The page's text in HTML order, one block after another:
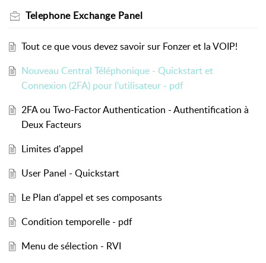
Telephone Exchange Panel
Tout ce que vous devez savoir sur Fonzer et la VOIP!
Nouveau Central Téléphonique - Quickstart et
Connexion (2FA) pour l'utilisateur - pdf
2FA ou Two-Factor Authentication - Authentification à
Deux Facteurs
Limites d'appel
User Panel - Quickstart
Le Plan d'appel et ses composants
Condition temporelle - pdf
Menu de sélection - RVI